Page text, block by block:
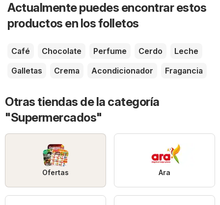
Actualmente puedes encontrar estos
productos en los folletos
Café Chocolate Perfume Cerdo
Leche
Galletas
Crema Acondicionador Fragancia
Otras tiendas de la categoría
"Supermercados"
Ofertas Ara